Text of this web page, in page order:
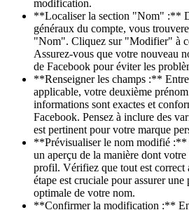
modification.
**Localiser la section "Nom" :**
généraux du compte, vous
"Nom". Cliquez sur "Modifier" à
Assurez-vous que votre nouveau
de Facebook pour éviter les
**Renseigner les champs :**
applicable, votre deuxième
informations sont exactes et
Facebook. Pensez à inclure des
est pertinent pour votre marque
**Prévisualiser le nom modifié :**
un aperçu de la manière dont
profil. Vérifiez que tout est correct
étape est cruciale pour assurer
optimale de votre nom.
**Confirmer la modification :**